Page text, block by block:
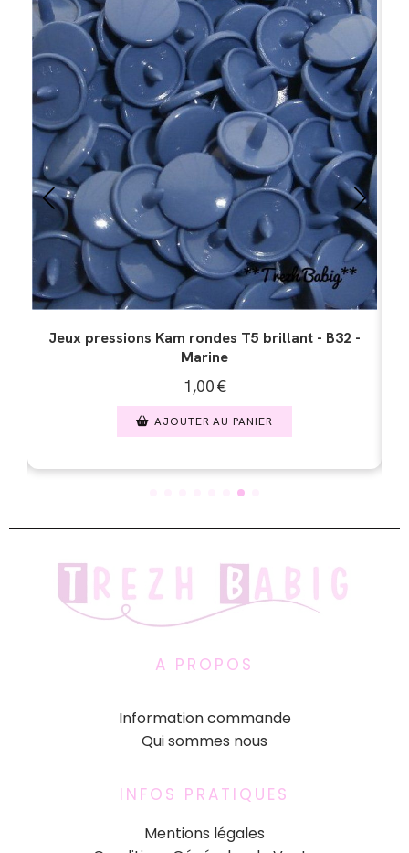
pressions Kam rondes T5 brillant - B27 -
AJOUTER AU PANIER
Jeux
A PROPOS
Information commande
Qui sommes nous
INFOS PRATIQUES
Mentions légales